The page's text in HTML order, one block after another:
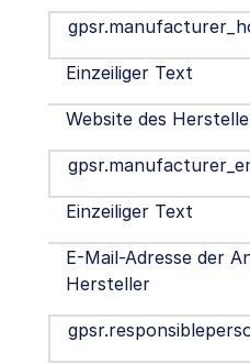
Einzeiliger Text
Website des
Einzeiliger Text
E-Mail-Adresse der
Hersteller